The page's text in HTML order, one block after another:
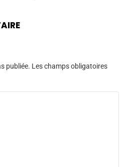
publiée. Les champs obligatoires